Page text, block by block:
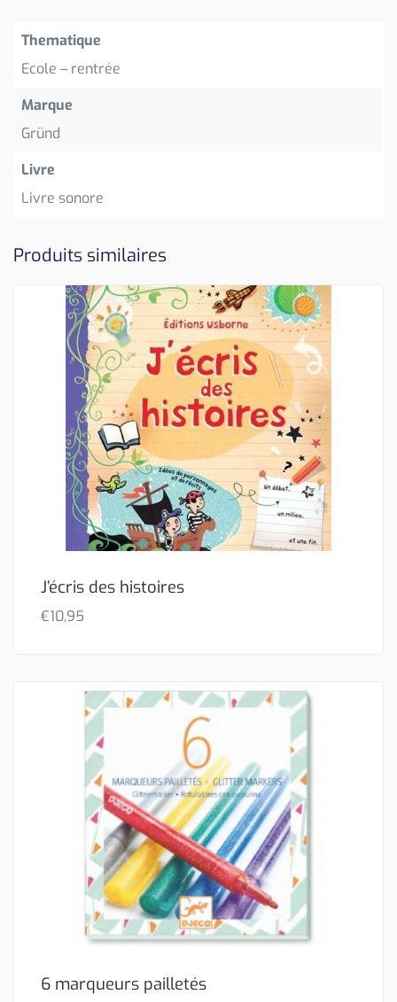
Thematique
Ecole – rentrée
Marque
Gründ
Livre
Livre sonore
Produits similaires
J’écris des histoires
€10,95
6 marqueurs pailletés